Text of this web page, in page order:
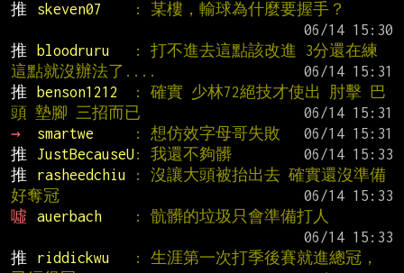
推
skeven07
: 某樓，輸球為什麼要握手？
推
bloodruru
: 打不進去這點該改進 3分還在練
這點就沒辦法了....
推
benson1212
: 確實 少林72絕技才使出 肘擊 巴
頭 墊腳 三招而已
→
smartwe : 想仿效字母哥失敗
推
JustBecauseU: 我還不夠髒
推
rasheedchiu
: 沒讓大頭被抬出去 確實還沒準備
好奪冠
噓
auerbach
: 骯髒的垃圾只會準備打人
推
riddickwu
: 生涯第一次打季後賽就進總冠，